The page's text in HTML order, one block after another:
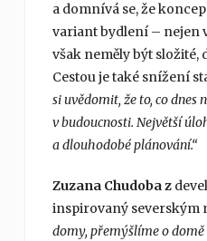
a domnívá se, že
variant bydlení – nejen
však neměly být
Cestou je také snížení
si uvědomit, že to, co
v budoucnosti. Největší
a dlouhodobé plánování.“
Zuzana Chudoba z
inspirovaný severským
domy, přemýšlíme o